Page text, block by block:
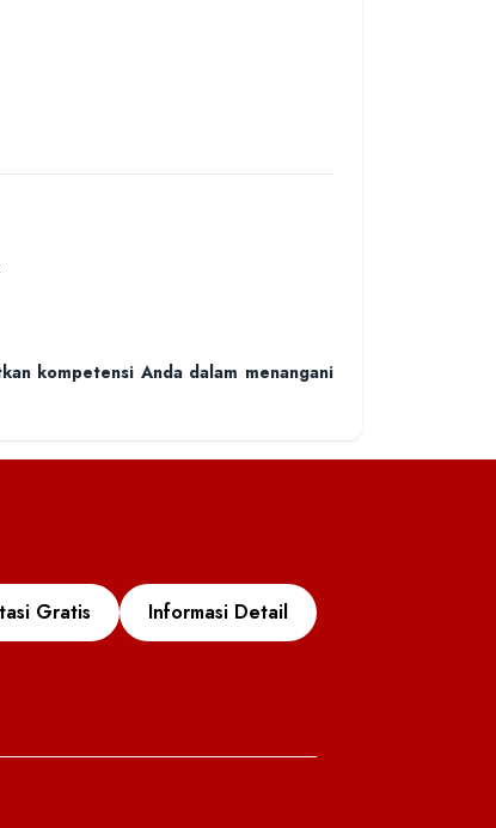
kompetensi Anda dalam menangani
Gratis Informasi Detail